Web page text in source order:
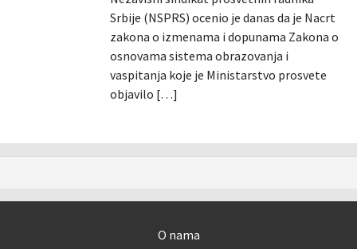
Srbije (NSPRS) ocenio je danas da je Nacrt
zakona o izmenama i dopunama Zakona o
osnovama sistema obrazovanja i
vaspitanja koje je Ministarstvo prosvete
objavilo […]
O nama